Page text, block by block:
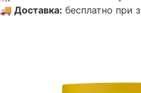
🚚 Доставка: бесплатно при